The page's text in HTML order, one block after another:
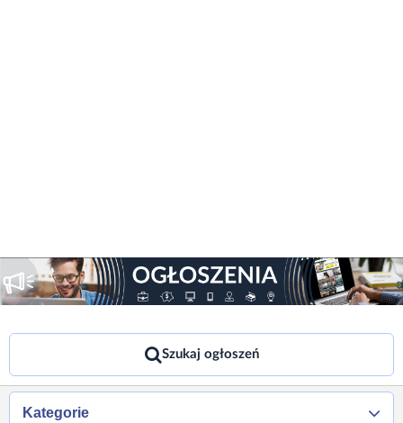
Szukaj ogłoszeń
Kategorie